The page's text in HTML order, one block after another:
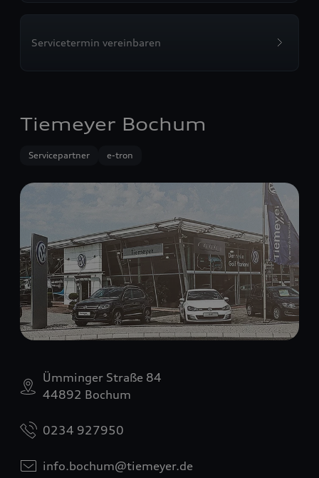
Servicetermin vereinbaren
Tiemeyer Bochum
Servicepartner e-tron
Ümminger Straße 84
44892 Bochum
0234 927950
info.bochum@tiemeyer.de